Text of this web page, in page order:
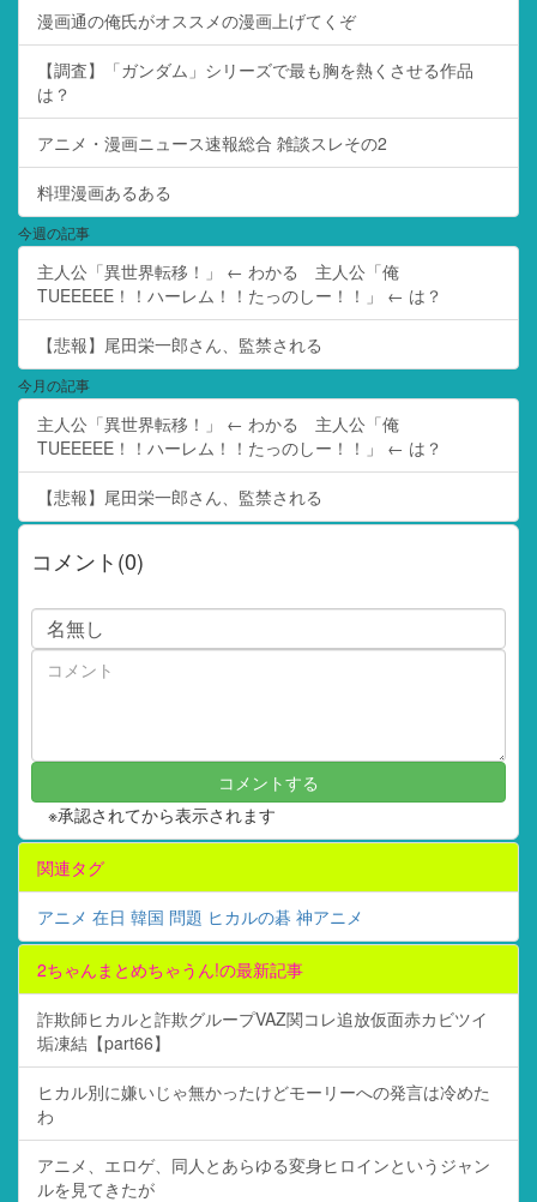
漫画通の俺氏がオススメの漫画上げてくぞ
【調査】「ガンダム」シリーズで最も胸を熱くさせる作品
は？
アニメ・漫画ニュース速報総合 雑談スレその2
料理漫画あるある
今週の記事
主人公「異世界転移！」 ← わかる 主人公「俺
TUEEEEE！！ハーレム！！たっのしー！！」 ← は？
【悲報】尾田栄一郎さん、監禁される
今月の記事
主人公「異世界転移！」 ← わかる 主人公「俺
TUEEEEE！！ハーレム！！たっのしー！！」 ← は？
【悲報】尾田栄一郎さん、監禁される
コメント(0)
※承認されてから表示されます
関連タグ
アニメ 在日 韓国 問題 ヒカルの碁 神アニメ
2ちゃんまとめちゃうん!の最新記事
詐欺師ヒカルと詐欺グループVAZ関コレ追放仮面赤カビツイ
垢凍結【part66】
ヒカル別に嫌いじゃ無かったけどモーリーへの発言は冷めた
わ
アニメ、エロゲ、同人とあらゆる変身ヒロインというジャン
ルを見てきたが